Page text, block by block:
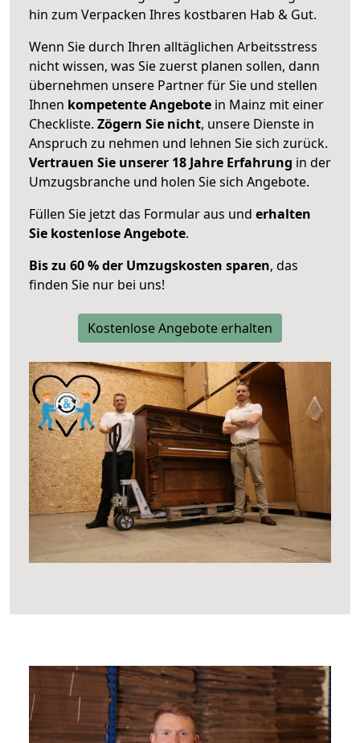
hin zum Verpacken Ihres kostbaren Hab & Gut.
Wenn Sie durch Ihren alltäglichen Arbeitsstress
nicht wissen, was Sie zuerst planen sollen, dann
übernehmen unsere Partner für Sie und stellen
Ihnen kompetente Angebote in Mainz mit einer
Checkliste. Zögern Sie nicht, unsere Dienste in
Anspruch zu nehmen und lehnen Sie sich zurück.
Vertrauen Sie unserer 18 Jahre Erfahrung in der
Umzugsbranche und holen Sie sich Angebote.
Füllen Sie jetzt das Formular aus und erhalten
Sie kostenlose Angebote.
Bis zu 60 % der Umzugskosten sparen, das
finden Sie nur bei uns!
Kostenlose Angebote erhalten